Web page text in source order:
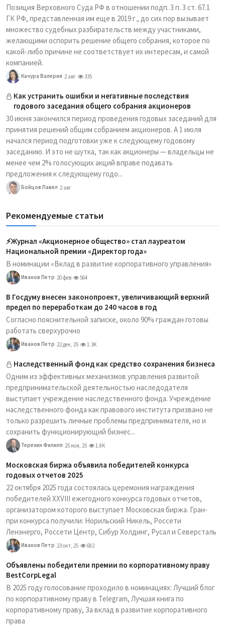
Позиция Верховного Суда РФ в отношении подп. 3 п. 3 ст. 67.1
ГК РФ, представленная им еще в 2019 г., до сих пор вызывает
множество судебных разбирательств между участниками,
желающими оспорить решение общего собрания, которое по
какой-либо причине не соответствует их интересам, и самой
компанией.
Качура Валерия 2 авг 335
Как устранить ошибки и негативные последствия
годового заседания общего собрания акционеров
30 июня закончился период проведения годовых заседаний для
принятия решений общим собранием акционеров. А 1 июля
начался период подготовки уже к следующему годовому
заседанию. И это не шутка, так как акционеры — владельцы не
менее чем 2% голосующих акций вправе подавать
предложения к следующему годо...
Бойцов Павел 2 авг
Рекомендуемые статьи
⚡️Журнал «Акционерное общество» стал лауреатом
Национальной премии «Директор года»
В номинации «Вклад в развитие корпоративного управления»
Иванов Петр 20 фев 564
В Госдуму внесен законопроект, увеличивающий верхний
предел по переработкам до 240 часов в год
Согласно пояснительной записке, около 90% граждан готовы
работать сверхурочно
Иванов Петр 22 дек, 25 1.3K
Наследственный фонд как средство сохранения бизнеса
Одним из эффективных механизмов управления развитой
предпринимательской деятельностью наследодателя
выступает учреждение наследственного фонда. Учреждение
наследственного фонда как правового института призвано не
только разрешить личные проблемы предпринимателя, но и
сохранить функционирующий бизнес...
Терехин Филипп 25 ноя, 25 1.8K
Московская биржа объявила победителей конкурса
годовых отчетов 2025
22 октября 2025 года состоялась церемония награждения
победителей XXVIII ежегодного конкурса годовых отчетов,
организатором которого выступает Московская биржа. Гран-
при конкурса получили: Норильский Никель, Россети
Ленэнерго, Россети Центр, Сибур Холдинг, Русал и Северсталь
Иванов Петр 23 окт, 25 682
Объявлены победители премии по корпоративному праву
BestCorpLegal
В 2025 году голосование проходило в номинациях: Лучший блог
по корпоративному праву в Telegram, Лучшая книга по
корпоративному праву, За вклад в развитие корпоративного
права